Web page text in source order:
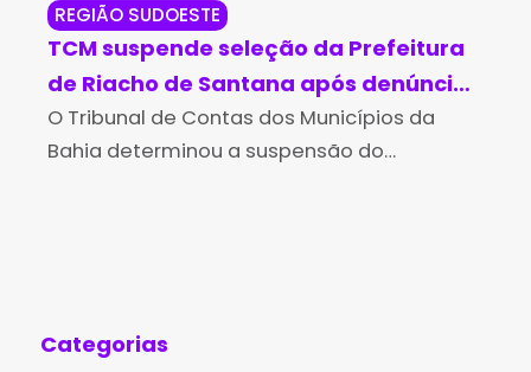
REGIÃO SUDOESTE
TCM suspende seleção da Prefeitura
de Riacho de Santana após denúncia
de vereadores
O Tribunal de Contas dos Municípios da
Bahia determinou a suspensão do
Categorias